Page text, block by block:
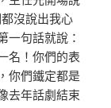
沒說出我心
一句話就說：
名！你們的表
你們鐵定都是
去年話劇結束